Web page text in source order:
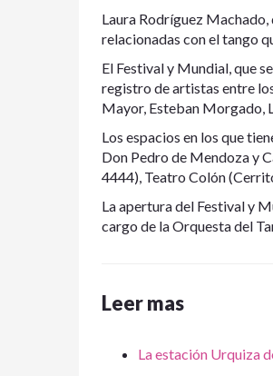
Laura Rodríguez Machado,
relacionadas con el tango
El Festival y Mundial, que
registro de artistas entre
Mayor, Esteban Morgado,
Los espacios en los que
Don Pedro de Mendoza y
4444), Teatro Colón
La apertura del Festival y
cargo de la Orquesta del
Leer mas
La estación Urquiza